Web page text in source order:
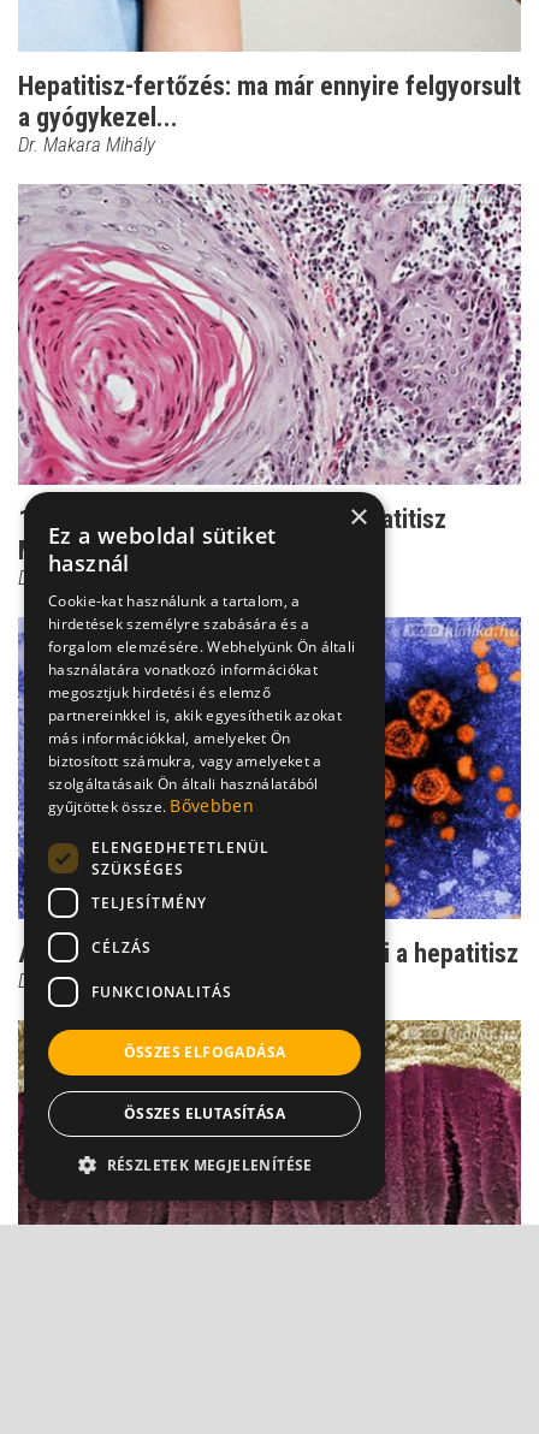
Hepatitisz-fertőzés: ma már ennyire felgyorsult
a gyógykezel...
Dr. Makara Mihály
100 000 beteg tünet nélkül - a hepatitisz
Magyarországon
Dr. Makara Mihály
Árulkodó enzimek: így mutatható ki a hepatitisz
Dr. Makara Mihály
×
Ez a weboldal sütiket
használ
Cookie-kat használunk a tartalom, a
hirdetések személyre szabására és a
forgalom elemzésére. Webhelyünk Ön általi
használatára vonatkozó információkat
megosztjuk hirdetési és elemző
partnereinkkel is, akik egyesíthetik azokat
más információkkal, amelyeket Ön
biztosított számukra, vagy amelyeket a
szolgáltatásaik Ön általi használatából
gyűjtöttek össze. Bővebben
ELENGEDHETETLENÜL
SZÜKSÉGES
TELJESÍTMÉNY
CÉLZÁS
FUNKCIONALITÁS
ÖSSZES ELFOGADÁSA
ÖSSZES ELUTASÍTÁSA
RÉSZLETEK MEGJELENÍTÉSE